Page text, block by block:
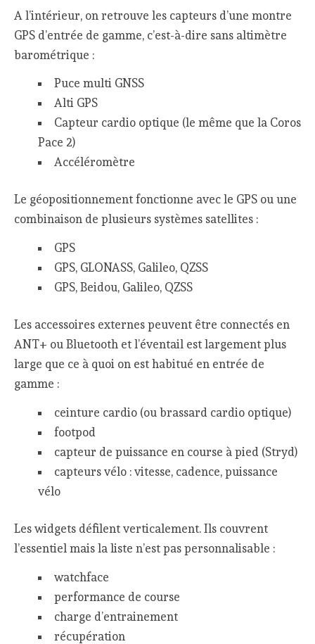
A l’intérieur, on retrouve les capteurs d’une montre
GPS d’entrée de gamme, c’est-à-dire sans altimètre
barométrique :
Puce multi GNSS
Alti GPS
Capteur cardio optique (le même que la Coros
Pace 2)
Accéléromètre
Le géopositionnement fonctionne avec le GPS ou une
combinaison de plusieurs systèmes satellites :
GPS
GPS, GLONASS, Galileo, QZSS
GPS, Beidou, Galileo, QZSS
Les accessoires externes peuvent être connectés en
ANT+ ou Bluetooth et l’éventail est largement plus
large que ce à quoi on est habitué en entrée de
gamme :
ceinture cardio (ou brassard cardio optique)
footpod
capteur de puissance en course à pied (Stryd)
capteurs vélo : vitesse, cadence, puissance
vélo
Les widgets défilent verticalement. Ils couvrent
l’essentiel mais la liste n’est pas personnalisable :
watchface
performance de course
charge d’entrainement
récupération